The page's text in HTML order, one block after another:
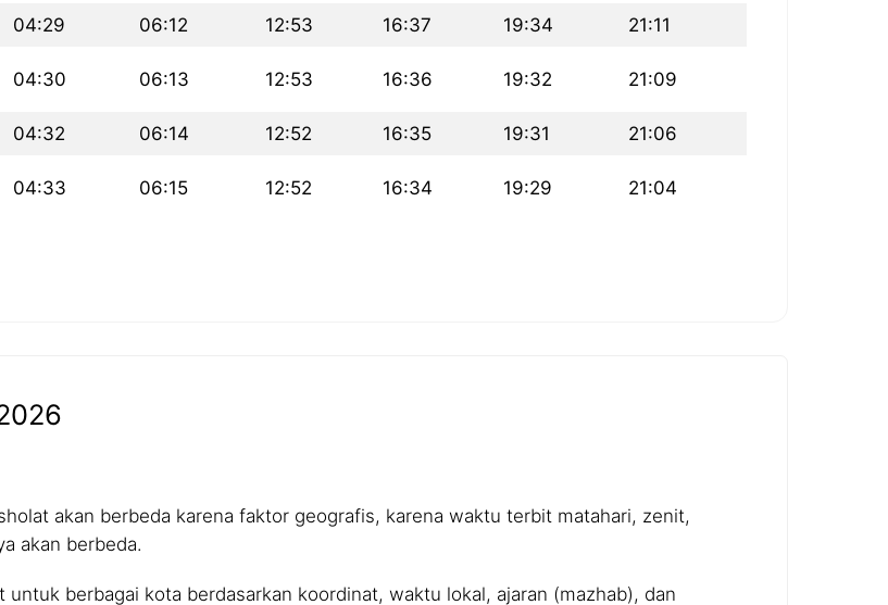
04:29 06:12 12:53 16:37 19:34 21:11
04:30 06:13 12:53 16:36 19:32 21:09
04:32 06:14 12:52 16:35 19:31 21:06
04:33 06:15 12:52 16:34 19:29 21:04
akan berbeda karena faktor geografis, karena waktu terbit matahari, zenit,
akan berbeda.
berbagai kota berdasarkan koordinat, waktu lokal, ajaran (mazhab), dan